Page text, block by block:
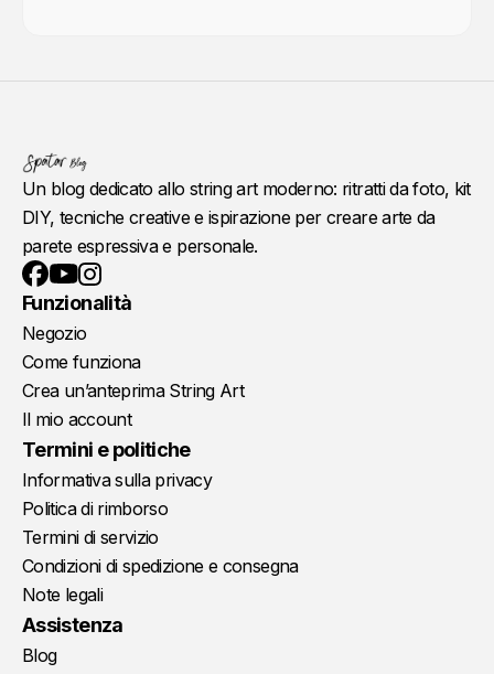
Un blog dedicato allo string art moderno: ritratti da foto, kit
DIY, tecniche creative e ispirazione per creare arte da
parete espressiva e personale.
Facebook
YouTube
Instagram
Funzionalità
Negozio
Come funziona
Crea un’anteprima String Art
Il mio account
Termini e politiche
Informativa sulla privacy
Politica di rimborso
Termini di servizio
Condizioni di spedizione e consegna
Note legali
Assistenza
Blog